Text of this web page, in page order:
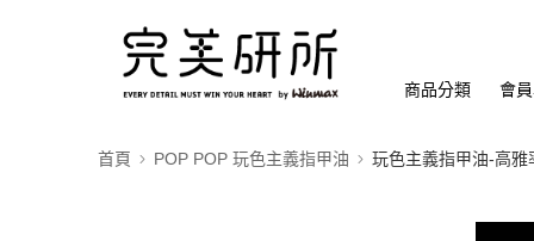
商品分類 會
首頁 POP POP 玩色主義指甲油 玩色主義指甲油-高